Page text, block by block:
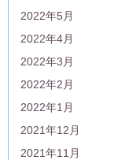
2022年5月
2022年4月
2022年3月
2022年2月
2022年1月
2021年12月
2021年11月